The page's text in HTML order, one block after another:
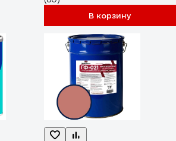
В корзину